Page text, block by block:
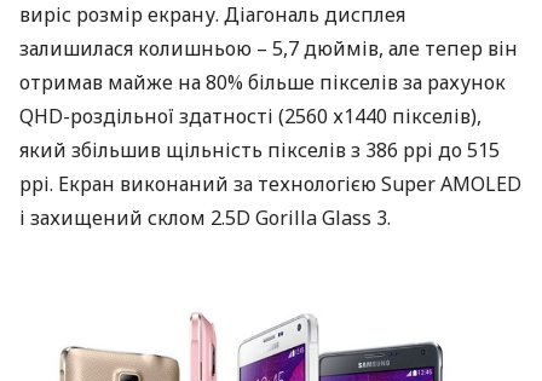
виріс розмір екрану. Діагональ дисплея
залишилася колишньою – 5,7 дюймів, але тепер він
отримав майже на 80% більше пікселів за рахунок
QHD-роздільної здатності (2560 х1440 пікселів),
який збільшив щільність пікселів з 386 ppi до 515
ppi. Екран виконаний за технологією SuperAMOLED
і захищений склом 2.5D Gorilla Glass 3.